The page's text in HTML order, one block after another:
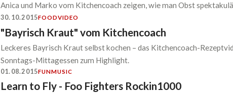
Anica und Marko vom Kitchencoach zeigen, wie man Obst
30.10.2015FOODVIDEO
"Bayrisch Kraut" vom Kitchencoach
Leckeres Bayrisch Kraut selbst kochen – das Kitchencoach-
Sonntags-Mittagessen zum Highlight.
01.08.2015FUNMUSIC
Learn to Fly - Foo Fighters Rockin1000